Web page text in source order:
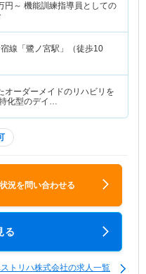
円～ 機能訓練指導員としての
線「鷺ノ宮駅」（徒歩10
オーダーメイドのリハビリを
化型のデイ…
況を問い合わせる
る
トリハ株式会社の求人一覧